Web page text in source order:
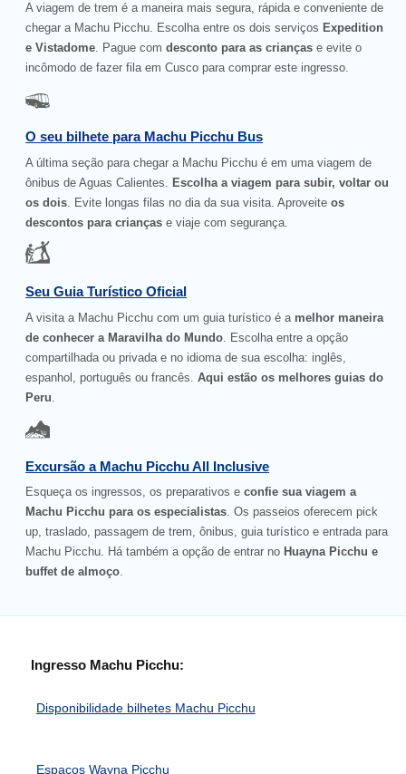
A viagem de trem é a maneira mais segura, rápida e conveniente de
chegar a Machu Picchu. Escolha entre os dois serviços Expedition
e Vistadome. Pague comdesconto para as crianças e evite o
incômodo de fazer fila em Cusco para comprar este ingresso.
O seu bilhete para Machu Picchu Bus
A última seção para chegar a Machu Picchu é em uma viagem de
ônibus de Aguas Calientes.
Escolha a viagem para subir, voltar ou
os dois . Evite longas filas no dia da sua visita. Aproveiteos
descontos para crianças e viaje com segurança.
Seu Guia Turístico Oficial
A visita a Machu Picchu com um guia turístico é a melhor maneira
de conhecer a Maravilha do Mundo . Escolha entre a opção
compartilhada ou privada e no idioma de sua escolha: inglês,
espanhol, português ou francês. Aqui estão os melhores guias do
Peru
Excursão a Machu Picchu All Inclusive
Esqueça os ingressos, os preparativos e confie sua viagem a
Machu Picchu para os especialistas. Os passeios oferecem pick
up, traslado, passagem de trem, ônibus, guia turístico e entrada para
Machu Picchu. Há também a opção de entrar no Huayna Picchu e
buffet de almoço.
Ingresso Machu Picchu:
Disponibilidade bilhetes Machu Picchu
Espaços Wayna Picchu